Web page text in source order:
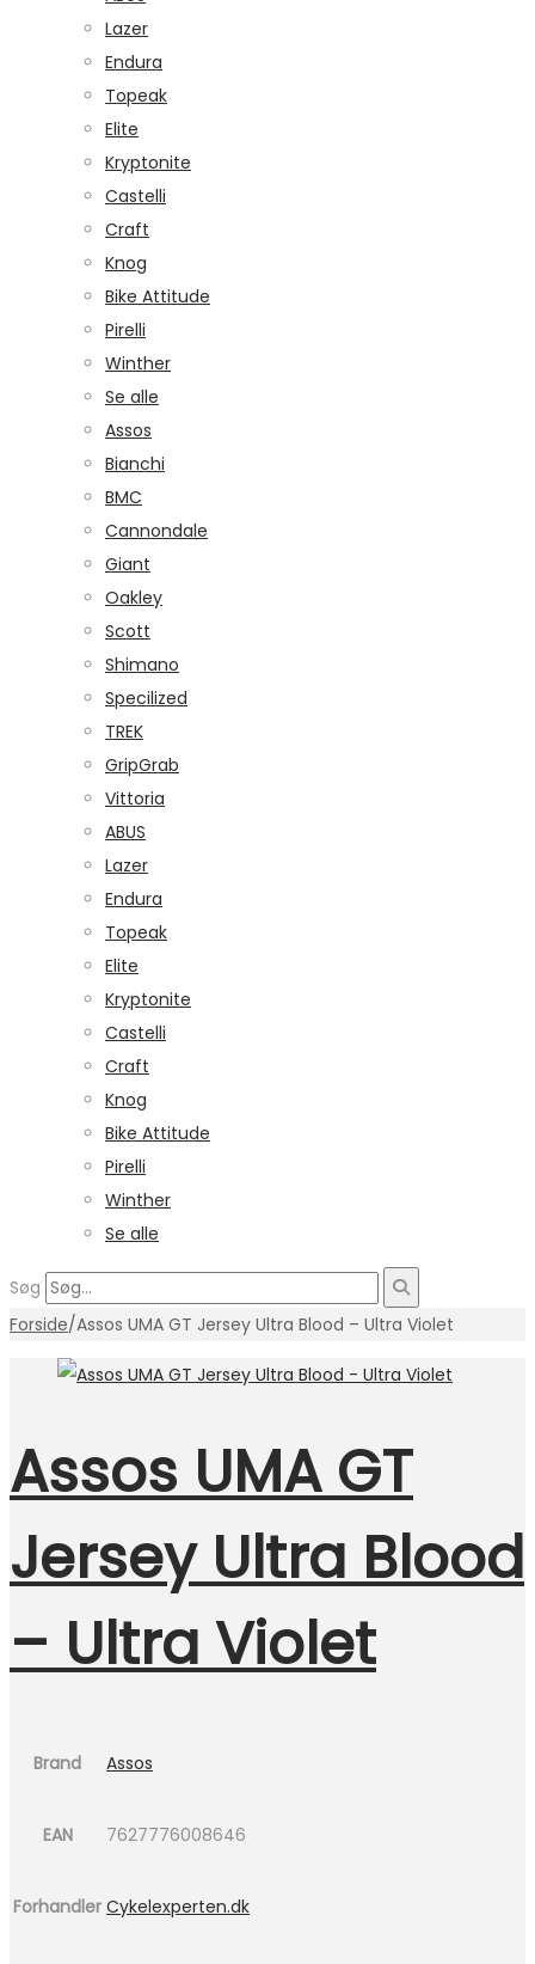
Lazer
Endura
Topeak
Elite
Kryptonite
Castelli
Craft
Knog
Bike Attitude
Pirelli
Winther
Se alle
Assos
Bianchi
BMC
Cannondale
Giant
Oakley
Scott
Shimano
Specilized
TREK
GripGrab
Vittoria
ABUS
Lazer
Endura
Topeak
Elite
Kryptonite
Castelli
Craft
Knog
Bike Attitude
Pirelli
Winther
Se alle
Søg
Forside/Assos UMA GT Jersey Ultra Blood – Ultra Violet
Assos UMA GT
Jersey Ultra Blood
– Ultra Violet
Brand Assos
EAN 7627776008646
Forhandler Cykelexperten.dk